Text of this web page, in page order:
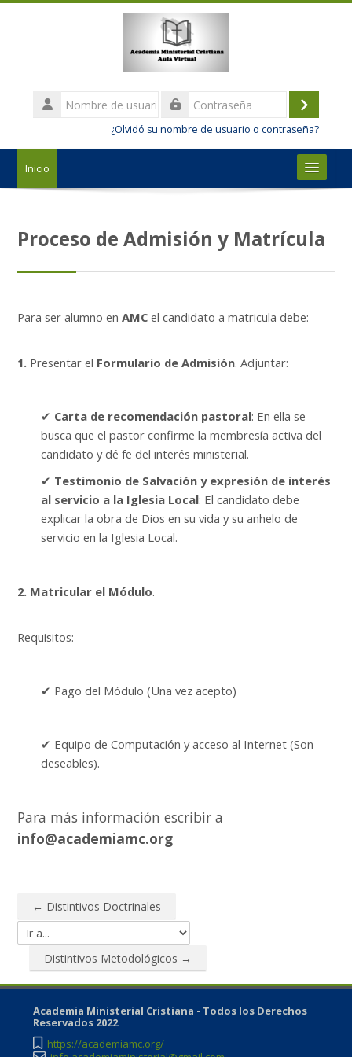
Nombre
de
Acceder
¿Olvidó su nombre de usuario o contraseña?
Inicio
Estudios
Buscar
Proceso de Admisión y Matrícula
Para ser alumno enAMC el candidato a matricula debe:
1. Presentar el Formulario de Admisión. Adjuntar:
✔ Carta de recomendación pastoral: En ella se
busca que elpastor confirme la membresía activa del
candidato y dé fe del interés ministerial.
✔ Testimonio de Salvación y expresión de interés
al servicio a la Iglesia Local: El candidato debe
explicar la obra de Dios en su vida y su anhelo de
servicio en la Iglesia Local.
2. Matricular el Módulo.
Requisitos:
✔ Pago del Módulo (Una vez acepto)
✔ Equipo de Computación y acceso al Internet (Son
deseables).
Para más información escribir a
info@academiamc.org
← Distintivos Doctrinales
Ir a...
Distintivos Metodológicos →
Academia Ministerial Cristiana - Todos los Derechos
Reservados 2022
https://academiamc.org/